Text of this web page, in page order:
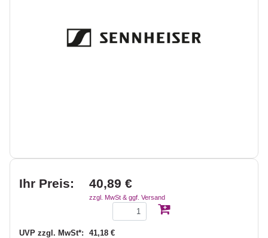
Ihr Preis: 40,89 €
zzgl. MwSt & ggf. Versand
UVP zzgl. MwSt*:
41,18 €